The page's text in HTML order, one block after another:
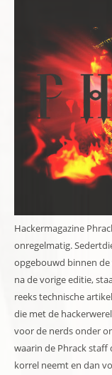
Hackermagazine
onregelmatig.
opgebouwd binnen de
na de vorige editie,
reeks technische
die met de
voor de nerds onder
waarin de Phrack
korrel neemt en dan